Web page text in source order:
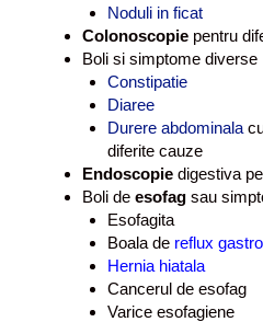
Noduli in ficat
Colonoscopie pentru
Boli si simptome diverse
Constipatie
Diaree
Durere abdominala
diferite cauze
Endoscopie digestiva
Boli de esofag sau
Esofagita
Boala de reflux
Hernia hiatala
Cancerul de esofag
Varice esofagiene